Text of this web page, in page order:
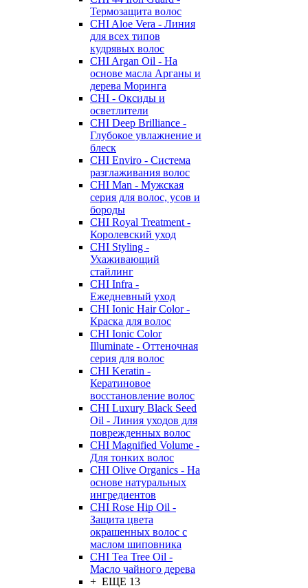
Термозащита волос
CHI Aloe Vera - Линия
для всех типов
кудрявых волос
CHI Argan Oil - На
основе масла Арганы и
дерева Моринга
CHI - Оксиды и
осветлители
CHI Deep Brilliance -
Глубокое увлажнение и
блеск
CHI Enviro - Система
разглаживания волос
CHI Man - Мужская
серия для волос, усов и
бороды
CHI Royal Treatment -
Королевский уход
CHI Styling -
Ухаживающий
стайлинг
CHI Infra -
Ежедневный уход
CHI Ionic Hair Color -
Краска для волос
CHI Ionic Color
Illuminate - Оттеночная
серия для волос
CHI Keratin -
Кератиновое
восстановление волос
CHI Luxury Black Seed
Oil - Линия уходов для
поврежденных волос
CHI Magnified Volume -
Для тонких волос
CHI Olive Organics - На
основе натуральных
ингредиентов
CHI Rose Hip Oil -
Защита цвета
окрашенных волос с
маслом шиповника
CHI Tea Tree Oil -
Масло чайного дерева
+ ЕЩЕ 13